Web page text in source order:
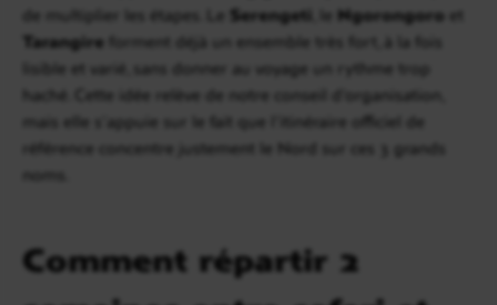
de multiplier les étapes. Le Serengeti , le Ngorongoro et
Tarangire forment déjà un ensemble très fort, à la fois
lisible et varié, sans donner au voyage un rythme trop
haché. Cette idée relève de notre conseil d’organisation,
mais elle s’appuie sur le fait que l’itinéraire officiel de
référence concentre justement le Nord sur ces 3 grands
Comment répartir 2